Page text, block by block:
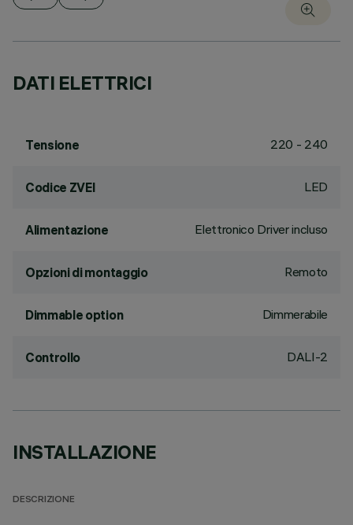
DATI ELETTRICI
Tensione 220 - 240
Codice ZVEI LED
Alimentazione Elettronico Driver incluso
Opzioni di montaggio Remoto
Dimmable option Dimmerabile
Controllo DALI-2
INSTALLAZIONE
DESCRIZIONE